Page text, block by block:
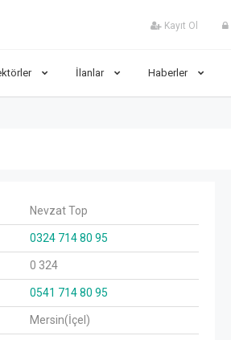
Kayıt Ol
İlanlar Haberler
Nevzat Top
0324 714 80 95
0 324
0541 714 80 95
Mersin(İçel)